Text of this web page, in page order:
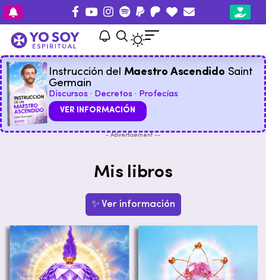
Instrucción del Maestro Ascendido Saint
Germain
Discursos · Decretos · Profecías
VER INFORMACIÓN
- Advertisement --
Mis libros
✨ Ver información